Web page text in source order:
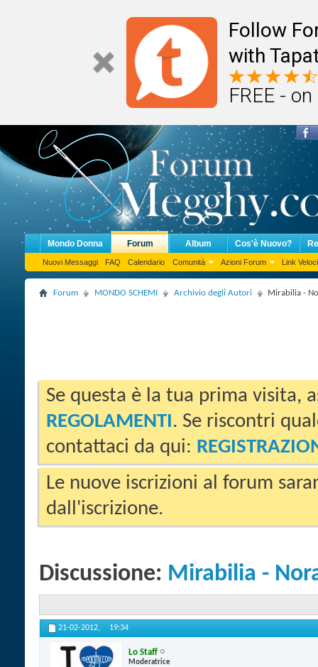
Follow
with
FREE -
Mondo Donna Forum
Nuovi Messaggi FAQ Calendario Comunità Azioni Forum Link Veloci
Album Cos'è Nuovo?
Forum MONDO SCHEMI Archivio degli Autori Mirabilia -
Se questa è la tua prima visita,
REGOLAMENTI. Se riscontri
contattaci da qui:
Le nuove iscrizioni al forum
dall'iscrizione.
Discussione: Mirabilia -
21-02-2012, 19:34
Lo Staff
Moderatrice